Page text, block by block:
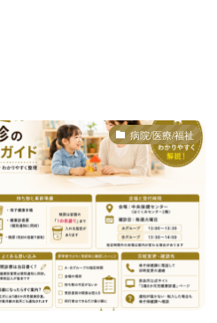
病院/医療/福祉